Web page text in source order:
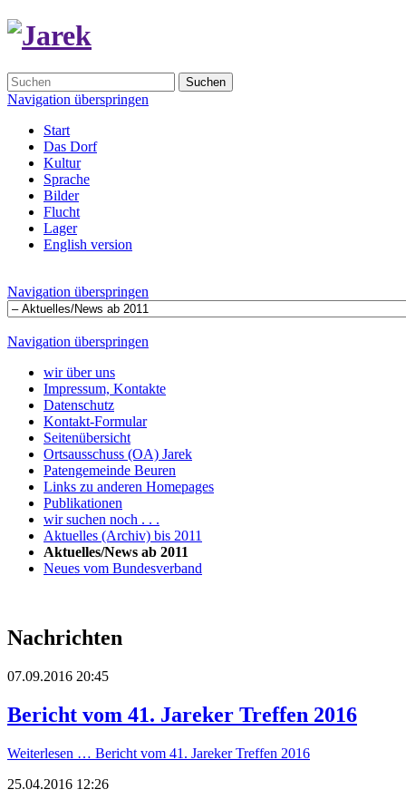
Suchen
Navigation überspringen
Start
Das Dorf
Kultur
Sprache
Bilder
Flucht
Lager
English version
Navigation überspringen
Navigation überspringen
wir über uns
Impressum, Kontakte
Datenschutz
Kontakt-Formular
Seitenübersicht
Ortsausschuss (OA) Jarek
Patengemeinde Beuren
Links zu anderen Homepages
Publikationen
wir suchen noch . . .
Aktuelles (Archiv) bis 2011
Aktuelles/News ab 2011
Neues vom Bundesverband
Nachrichten
07.09.2016 20:45
Bericht vom 41. Jareker Treffen 2016
Weiterlesen … Bericht vom 41. Jareker Treffen 2016
25.04.2016 12:26